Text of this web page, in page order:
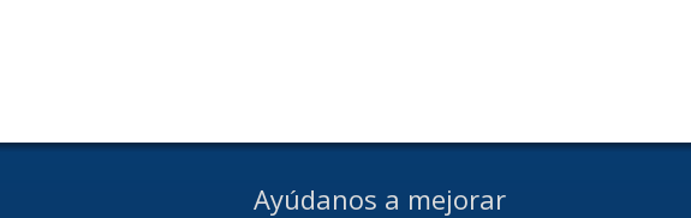
Ayúdanos a mejorar